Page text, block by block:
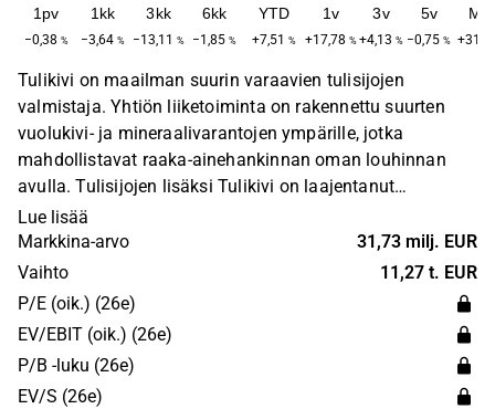
1pv
−0,38 %
1kk
−3,64 %
3kk
−13,11 %
6kk
−1,85 %
YTD
+7,51 %
1v
+17,78 %
3v
+4,13 %
5v
−0,75 %
Tulikivi on maailman suurin varaavien tulisijojen
valmistaja. Yhtiön liiketoiminta on rakennettu suurten
vuolukivi- ja mineraalivarantojen ympärille, jotka
mahdollistavat raaka-ainehankinnan oman louhinnan
avulla. Tulisijojen lisäksi Tulikivi on laajentanut
tuotevalikoimaansa Sauna- ja Sisustustuoteryhmiin,
jotka ovat luonnollisia jatkeita vuolukiven
hyödyntämiseen raaka-aineena. Tuotteiden kohderyhmä
on modernit ja perinteiset kuluttajat. Yhtiöllä on yhteensä
4 tuotantolaitosta, jotka sijaitsevat Juuassa,
Heinävedellä, Suomussalmella ja Espoossa.
Lue lisää
Markkina-arvo
31,73 milj. EUR
Vaihto
11,27 t. EUR
P/E (oik.) (26e)
EV/EBIT (oik.) (26e)
P/B -luku (26e)
EV/S (26e)